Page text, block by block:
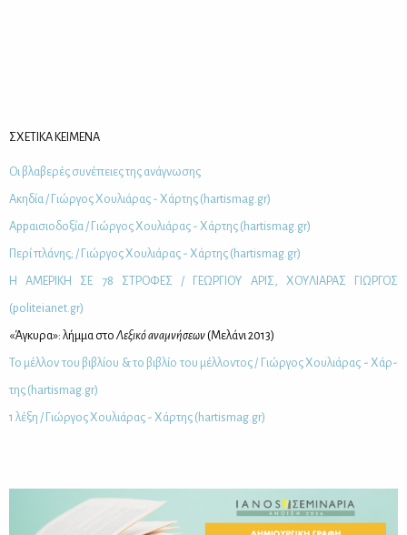
ΣΧΕΤΙΚΑ ΚΕΙΜΕΝΑ
Οι βλα­βε­ρές συ­νέ­πειες της ανά­γνω­σης
Aκη­δία / Γιώρ­γος Χου­λιά­ρας - Χάρ­της (hartismag.gr)
Αppαι­σιο­δο­ξία / Γιώρ­γος Χου­λιά­ρας - Χάρ­της (hartismag.gr)
Πε­ρί πλά­νης; / Γιώρ­γος Χου­λιά­ρας - Χάρ­της (hartismag.gr)
Η ΑΜΕ­ΡΙ­ΚΗ ΣΕ 78 ΣΤΡΟ­ΦΕΣ / ΓΕ­ΩΡ­ΓΙΟΥ ΑΡΙΣ, ΧΟΥ­ΛΙΑ­ΡΑΣ ΓΙΩΡ­ΓΟΣ
(politeianet.gr)
«Άγκυ­ρα»: λήμ­μα στο Λε­ξι­κό ανα­μνή­σε­ων(Με­λά­νι 2013)
Το μέλ­λον του βι­βλί­ου & το βι­βλίο του μέλ­λο­ντος / Γιώρ­γος Χου­λιά­ρας - Χάρ­
της (hartismag.gr)
1 λέ­ξη / Γιώρ­γος Χου­λιά­ρας - Χάρ­της (hartismag.gr)